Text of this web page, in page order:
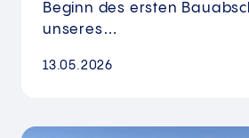
Beginn des ersten
unseres…
13.05.2026